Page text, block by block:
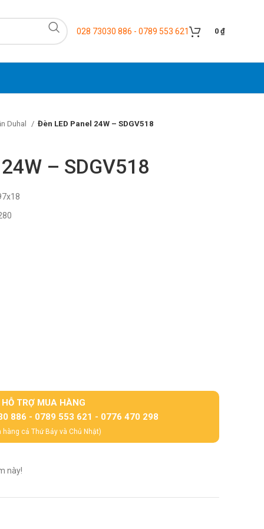
028 73030 886 - 0789 553 621 0 ₫
Duhal Đèn LED Panel 24W – SDGV518
– SDGV518
HỖ TRỢ MUA HÀNG
886 - 0789 553 621 - 0776 470 298
hàng cả Thứ Bảy và Chủ Nhật)
này!